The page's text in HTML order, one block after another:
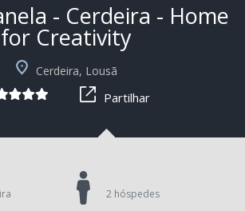
- Cerdeira - Home
for Creativity
Cerdeira, Lousã
Partilhar
2 hóspedes